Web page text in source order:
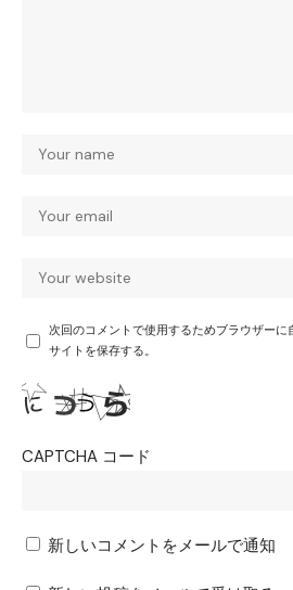
次回のコメントで使用するためブラウザーに
サイトを保存する。
CAPTCHA コード
新しいコメントをメールで通知